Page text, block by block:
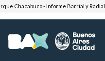
Chacabuco - Informe Barrial y Radial